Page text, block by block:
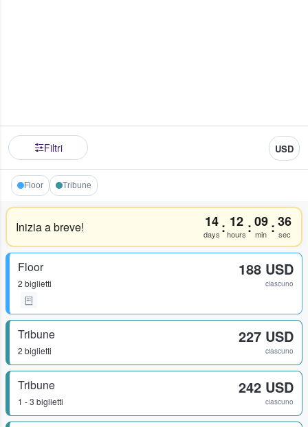
Filtri USD
Floor Tribune
Inizia a breve! 14
days : 12
hours :09
min :36
sec
Floor
2 biglietti
188 USD
ciascuno
Tribune
2 biglietti
227 USD
ciascuno
Tribune
1 - 3 biglietti
242 USD
ciascuno